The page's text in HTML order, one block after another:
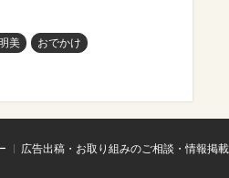
美 おでかけ
広告出稿・お取り組みのご相談・情報掲